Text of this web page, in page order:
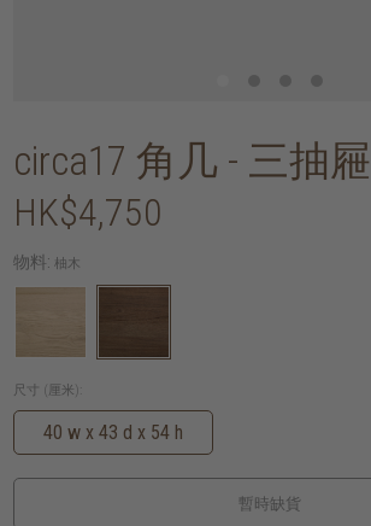
circa17 角几 - 三抽屜
HK$4,750
物料: 柚木
尺寸 (厘米):
40 w x 43 d x 54 h
暫時缺貨